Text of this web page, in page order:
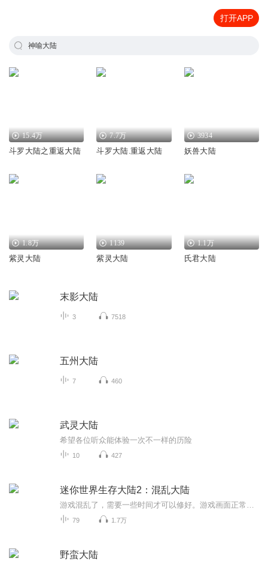
打开APP
神喻大陆
15.4万
斗罗大陆之重返大陆
7.7万
斗罗大陆.重返大陆
3934
妖兽大陆
1.8万
紫灵大陆
1139
紫灵大陆
1.1万
氏君大陆
末影大陆
3 7518
五州大陆
7 460
武灵大陆
希望各位听众能体验一次不一样的历险
10 427
迷你世界生存大陆2：混乱大陆
79 1.7万
野蛮大陆